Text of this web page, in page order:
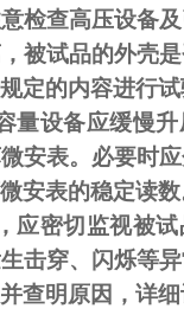
检查高压设备
被试品的外壳
定的内容进行试
量设备应缓慢
安表。必要时
安表的稳定读数
应密切监视被试
击穿、闪烁等
查明原因，详细